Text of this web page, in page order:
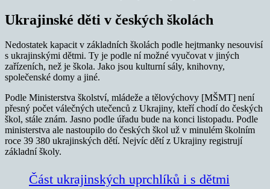
Ukrajinské děti v českých školách
Nedostatek kapacit v základních školách podle hejtmanky nesouvisí
s ukrajinskými dětmi. Ty je podle ní možné vyučovat v jiných
zařízeních, než je škola. Jako jsou kulturní sály, knihovny,
společenské domy a jiné.
Podle Ministerstva školství, mládeže a tělovýchovy [MŠMT] není
přesný počet válečných utečenců z Ukrajiny, kteří chodí do českých
škol, stále znám. Jasno podle úřadu bude na konci listopadu. Podle
ministerstva ale nastoupilo do českých škol už v minulém školním
roce 39 380 ukrajinských dětí. Nejvíc dětí z Ukrajiny registrují
základní školy.
Část ukrajinských uprchlíků i s dětmi